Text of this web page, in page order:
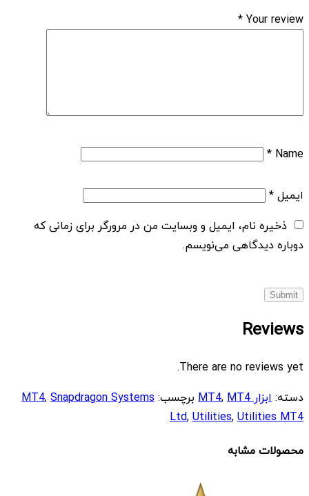
Your review
*
Name
*
ایمیل*
ذخیره نام، ایمیل و وبسایت من در مرورگر برای زمانی که
دوباره دیدگاهی می‌نویسم.
Reviews
There are no reviews yet.
دسته:ابزار MT4 ,MT4 برچسب: MT4,Snapdragon Systems
Ltd,Utilities,Utilities MT4
محصولات مشابه